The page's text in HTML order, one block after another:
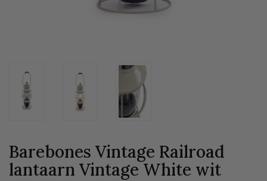
Barebones Vintage Railroad
lantaarn Vintage White wit